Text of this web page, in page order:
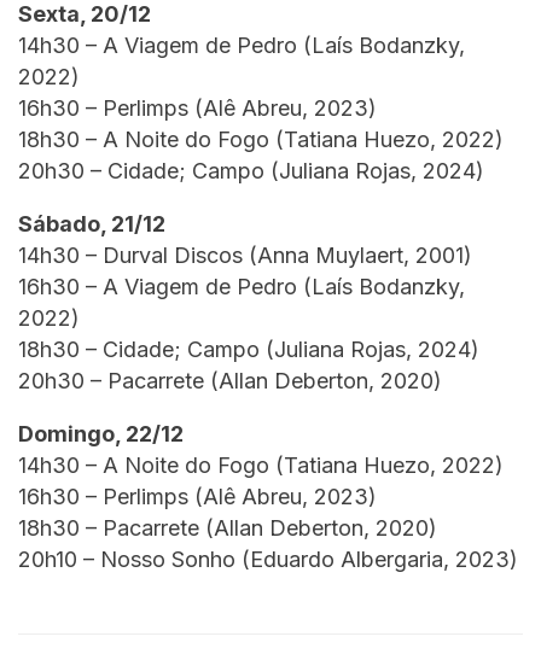
Sexta, 20/12
14h30 – A Viagem de Pedro (Laís Bodanzky,
2022)
16h30 – Perlimps (Alê Abreu, 2023)
18h30 – A Noite do Fogo (Tatiana Huezo, 2022)
20h30 – Cidade; Campo (Juliana Rojas, 2024)
Sábado, 21/12
14h30 – Durval Discos (Anna Muylaert, 2001)
16h30 – A Viagem de Pedro (Laís Bodanzky,
2022)
18h30 – Cidade; Campo (Juliana Rojas, 2024)
20h30 – Pacarrete (Allan Deberton, 2020)
Domingo, 22/12
14h30 – A Noite do Fogo (Tatiana Huezo, 2022)
16h30 – Perlimps (Alê Abreu, 2023)
18h30 – Pacarrete (Allan Deberton, 2020)
20h10 – Nosso Sonho (Eduardo Albergaria, 2023)